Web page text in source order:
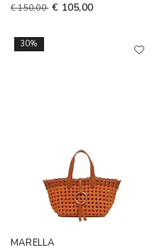
€ 150,00 € 105,00
30%
MARELLA